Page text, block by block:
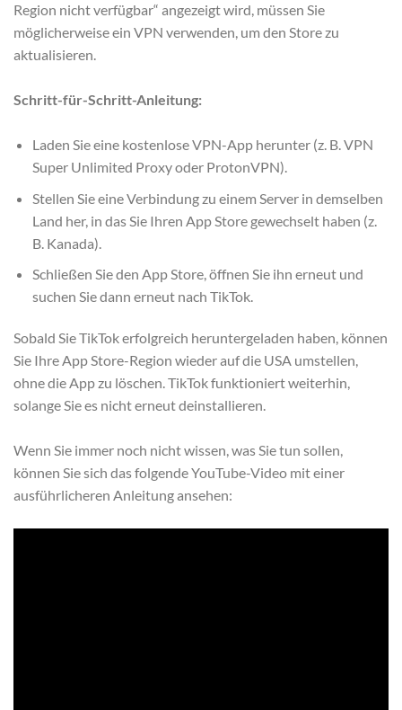
Region nicht verfügbar“ angezeigt wird, müssen Sie
möglicherweise ein VPN verwenden, um den Store zu
aktualisieren.
Schritt-für-Schritt-Anleitung:
Laden Sie eine kostenlose VPN-App herunter (z. B. VPN
Super Unlimited Proxy oder ProtonVPN).
Stellen Sie eine Verbindung zu einem Server in demselben
Land her, in das Sie Ihren App Store gewechselt haben (z.
B. Kanada).
Schließen Sie den App Store, öffnen Sie ihn erneut und
suchen Sie dann erneut nach TikTok.
Sobald Sie TikTok erfolgreich heruntergeladen haben, können
Sie Ihre App Store-Region wieder auf die USA umstellen,
ohne die App zu löschen. TikTok funktioniert weiterhin,
solange Sie es nicht erneut deinstallieren.
Wenn Sie immer noch nicht wissen, was Sie tun sollen,
können Sie sich das folgende YouTube-Video mit einer
ausführlicheren Anleitung ansehen: